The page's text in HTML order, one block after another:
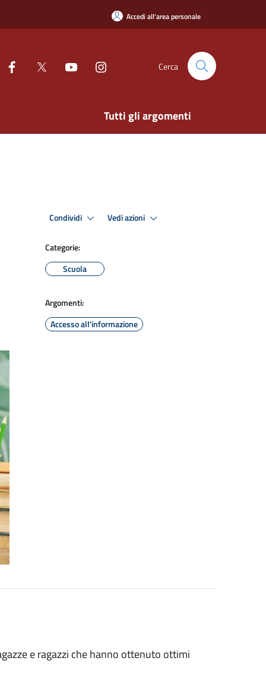
Accedi all'area personale
Cerca
Tutti gli argomenti
Condividi Vedi azioni
Categorie:
Scuola
Argomenti:
Accesso all'informazione
e ragazzi che hanno ottenuto ottimi